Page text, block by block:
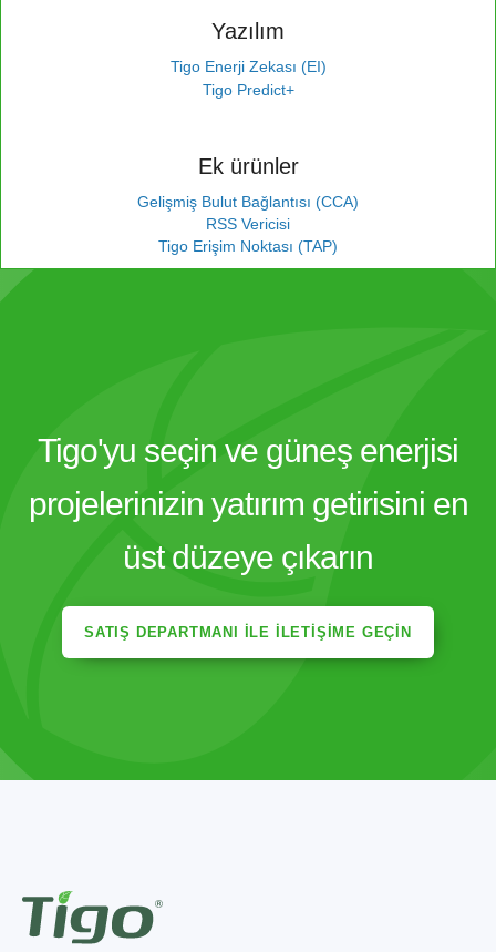
Yazılım
Tigo Enerji Zekası (EI)
Tigo Predict+
Ek ürünler
Gelişmiş Bulut Bağlantısı (CCA)
RSS Vericisi
Tigo Erişim Noktası (TAP)
Tigo'yu seçin ve güneş enerjisi
projelerinizin yatırım getirisini en
üst düzeye çıkarın
SATIŞ DEPARTMANI ILE İLETIŞIME GEÇIN